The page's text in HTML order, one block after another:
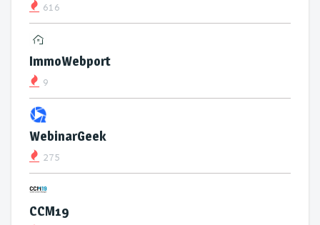
616
ImmoWebport
9
WebinarGeek
275
CCM19